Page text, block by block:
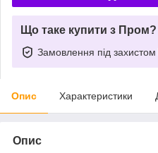
Що таке купити з Пром?
Замовлення під захистом
Опис Характеристики
Опис